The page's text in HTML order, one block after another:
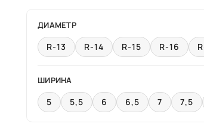
ДИАМЕТР
R-13 R-14 R-15 R-16
ШИРИНА
5 5,5 6 6,5 7 7,5